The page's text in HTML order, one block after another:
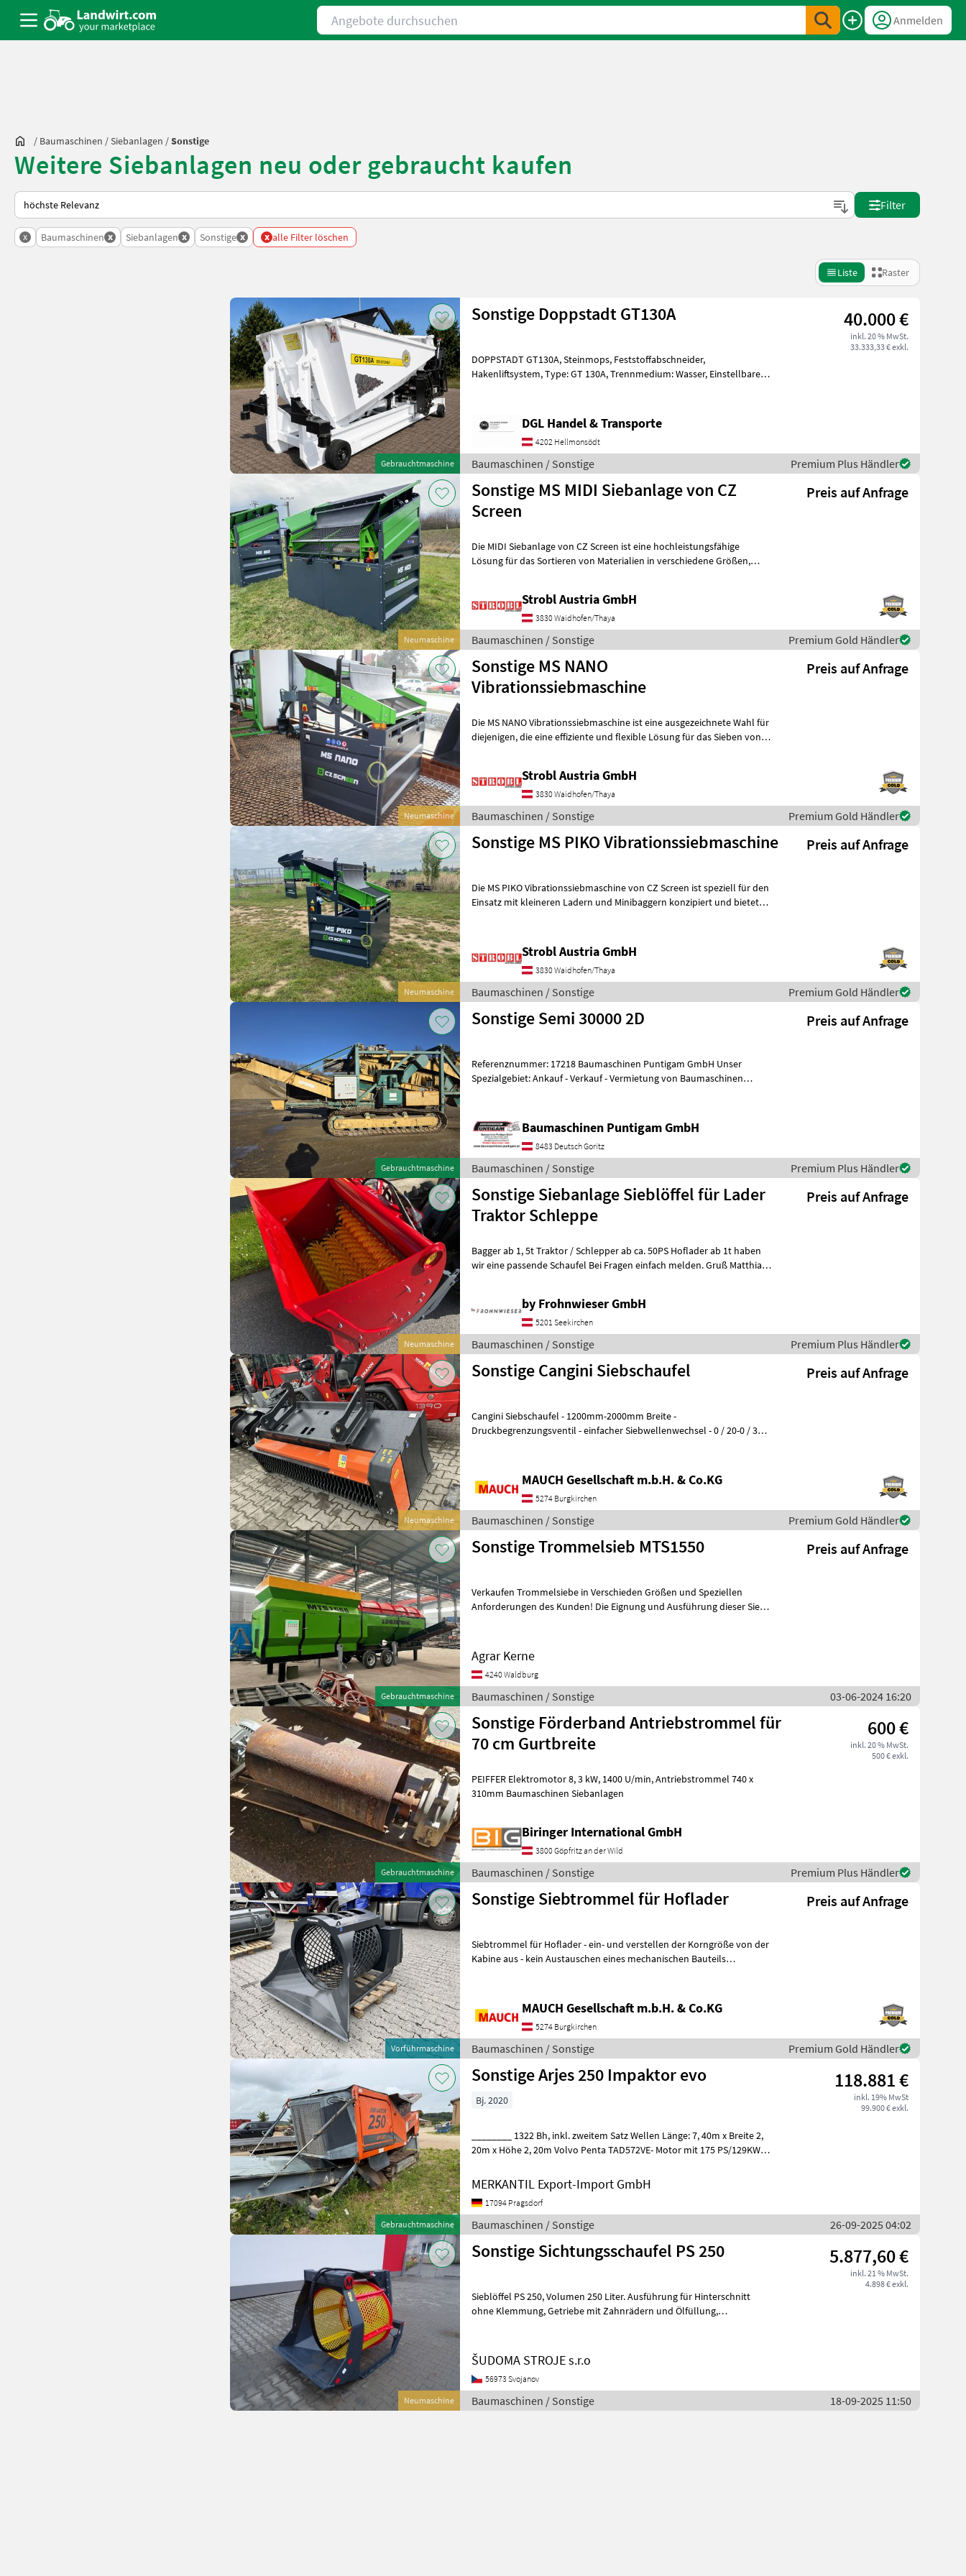
Angebote durchsuchen
Anmelden
/ Baumaschinen /Siebanlagen /Sonstige
Weitere Siebanlagen neu oder gebraucht kaufen
So wird auf Landwirt.com sortiert
Filter
x Baumaschinen x Siebanlagen x Sonstige x x alle Filter löschen
Liste Raster
Gebrauchtmaschine
Sonstige Doppstadt GT130A 40.000 €
inkl. 20 % MwSt.
33.333,33 € exkl.
DOPPSTADT GT130A, Steinmops, Feststoffabschneider,
Hakenliftsystem, Type: GT 130A, Trennmedium: Wasser, Einstellbare
DGL Handel & Transporte
4202 Hellmonsödt
Baumaschinen / Sonstige Premium Plus Händler
Neumaschine
Sonstige MS MIDI Siebanlage von CZ
Screen
Preis auf Anfrage
Die MIDI Siebanlage von CZ Screen ist eine hochleistungsfähige
Lösung für das Sortieren von Materialien in verschiedene Größen,
Strobl Austria GmbH
3830 Waidhofen/Thaya
Baumaschinen / Sonstige Premium Gold Händler
Neumaschine
Sonstige MS NANO
Vibrationssiebmaschine
Preis auf Anfrage
Die MS NANO Vibrationssiebmaschine ist eine ausgezeichnete Wahl für
diejenigen, die eine effiziente und flexible Lösung für das Sieben von
Strobl Austria GmbH
3830 Waidhofen/Thaya
Baumaschinen / Sonstige Premium Gold Händler
Neumaschine
Sonstige MS PIKO Vibrationssiebmaschine Preis auf Anfrage
Die MS PIKO Vibrationssiebmaschine von CZ Screen ist speziell für den
Einsatz mit kleineren Ladern und Minibaggern konzipiert und bietet
Strobl Austria GmbH
3830 Waidhofen/Thaya
Baumaschinen / Sonstige Premium Gold Händler
Gebrauchtmaschine
Sonstige Semi 30000 2D Preis auf Anfrage
Referenznummer: 17218 Baumaschinen Puntigam GmbH Unser
Spezialgebiet: Ankauf - Verkauf - Vermietung von Baumaschinen
Baumaschinen Puntigam GmbH
8483 Deutsch Goritz
Baumaschinen / Sonstige Premium Plus Händler
Neumaschine
Sonstige Siebanlage Sieblöffel für Lader
Traktor Schleppe
Preis auf Anfrage
Bagger ab 1, 5t Traktor / Schlepper ab ca. 50PS Hoflader ab 1t haben
wir eine passende Schaufel Bei Fragen einfach melden. Gruß Matthias
by Frohnwieser GmbH
5201 Seekirchen
Baumaschinen / Sonstige Premium Plus Händler
Neumaschine
Sonstige Cangini Siebschaufel Preis auf Anfrage
Cangini Siebschaufel - 1200mm-2000mm Breite -
Druckbegrenzungsventil - einfacher Siebwellenwechsel - 0 / 20-0 / 35
MAUCH Gesellschaft m.b.H. & Co.KG
5274 Burgkirchen
Baumaschinen / Sonstige Premium Gold Händler
Gebrauchtmaschine
Sonstige Trommelsieb MTS1550 Preis auf Anfrage
Verkaufen Trommelsiebe in Verschieden Größen und Speziellen
Anforderungen des Kunden! Die Eignung und Ausführung dieser Siebe
Agrar Kerne
4240 Waldburg
Baumaschinen / Sonstige 03-06-2024 16:20
Gebrauchtmaschine
Sonstige Förderband Antriebstrommel für
70 cm Gurtbreite
600 €
inkl. 20 % MwSt.
500 € exkl.
PEIFFER Elektromotor 8, 3 kW, 1400 U/min, Antriebstrommel 740 x
310mm Baumaschinen Siebanlagen
Biringer International GmbH
3800 Göpfritz an der Wild
Baumaschinen / Sonstige Premium Plus Händler
Vorführmaschine
Sonstige Siebtrommel für Hoflader Preis auf Anfrage
Siebtrommel für Hoflader - ein- und verstellen der Korngröße von der
Kabine aus - kein Austauschen eines mechanischen Bauteils
MAUCH Gesellschaft m.b.H. & Co.KG
5274 Burgkirchen
Baumaschinen / Sonstige Premium Gold Händler
Gebrauchtmaschine
Sonstige Arjes 250 Impaktor evo 118.881 €
inkl. 19% MwSt
99.900 € exkl.
Bj. 2020
________ 1322 Bh, inkl. zweitem Satz Wellen Länge: 7, 40m x Breite 2,
20m x Höhe 2, 20m Volvo Penta TAD572VE- Motor mit 175 PS/129KW
MERKANTIL Export-Import GmbH
17094 Pragsdorf
Baumaschinen / Sonstige 26-09-2025 04:02
Neumaschine
Sonstige Sichtungsschaufel PS 250 5.877,60 €
inkl. 21 % MwSt.
4.898 € exkl.
Sieblöffel PS 250, Volumen 250 Liter. Ausführung für Hinterschnitt
ohne Klemmung, Getriebe mit Zahnrädern und Ölfüllung,
ŠUDOMA STROJE s.r.o
56973 Svojanov
Baumaschinen / Sonstige 18-09-2025 11:50